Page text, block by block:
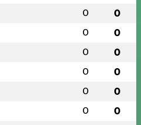
0 0
0 0
0 0
0 0
0 0
0 0